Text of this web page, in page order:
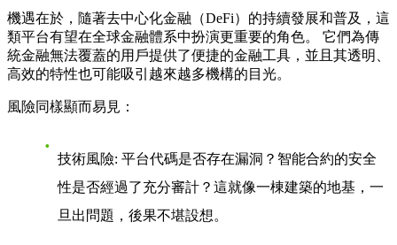
機遇在於，隨著去中心化金融（DeFi）的持續發展和普及，這
類平台有望在全球金融體系中扮演更重要的角色。 它們為傳
統金融無法覆蓋的用戶提供了便捷的金融工具，並且其透明、
高效的特性也可能吸引越來越多機構的目光。
風險同樣顯而易見：
技術風險: 平台代碼是否存在漏洞？智能合約的安全
性是否經過了充分審計？這就像一棟建築的地基，一
旦出問題，後果不堪設想。